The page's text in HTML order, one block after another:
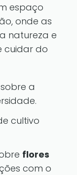
espaço
onde as
natureza e
cuidar do
a
cultivo
flores
com o